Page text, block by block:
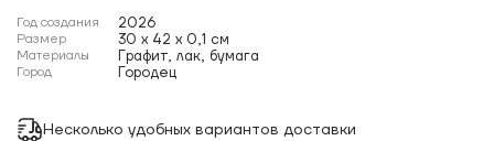
Год создания 2026
Размер 30 x 42 x 0,1 см
Материалы Графит, лак, бумага
Город Городец
Несколько удобных вариантов доставки